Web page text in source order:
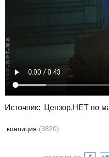
Источник: Цензор.НЕТ по
коалиция (3820)